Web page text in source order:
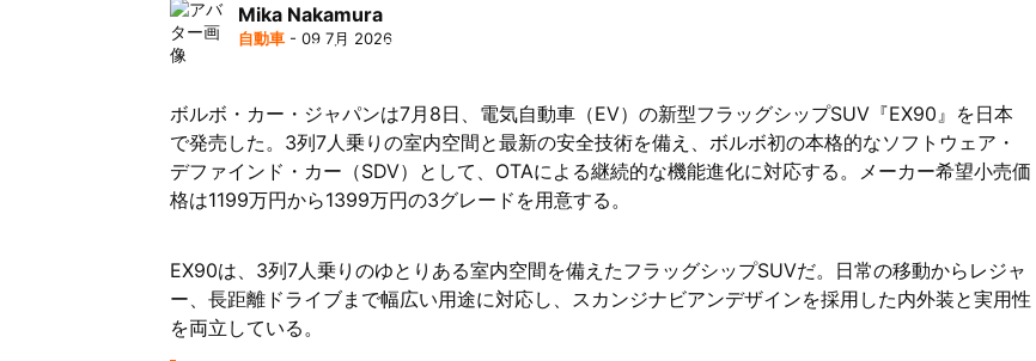
#10 窓破損で乗客の体が機外に吸い出される ギリシャ発航空機が緊急着陸
Mika Nakamura
自動車 - 09 7月 2026
ボルボ・カー・ジャパンは7月8日、電気自動車（EV）の新型フラッグシップSUV『EX90』を日本
で発売した。3列7人乗りの室内空間と最新の安全技術を備え、ボルボ初の本格的なソフトウェア・
デファインド・カー（SDV）として、OTAによる継続的な機能進化に対応する。メーカー希望小売価
格は1199万円から1399万円の3グレードを用意する。
EX90は、3列7人乗りのゆとりある室内空間を備えたフラッグシップSUVだ。日常の移動からレジャ
ー、長距離ドライブまで幅広い用途に対応し、スカンジナビアンデザインを採用した内外装と実用性
を両立している。